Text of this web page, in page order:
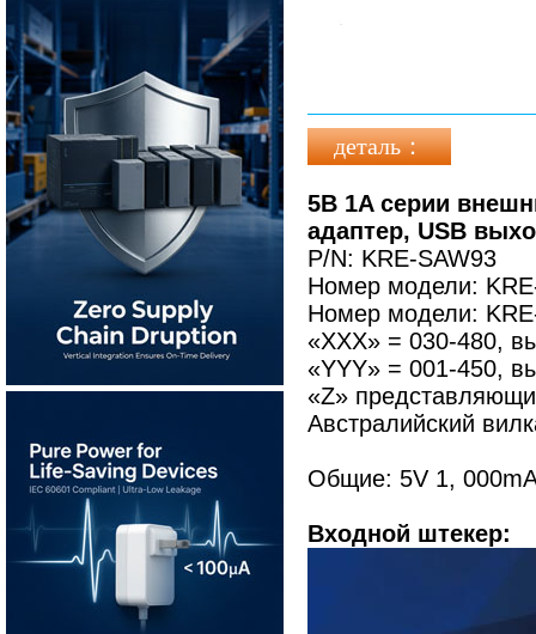
деталь：
5В 1A серии
адаптер, USB
P/N: KRE-SAW93
Номер модели:
Номер модели:
«XXX» = 030-480,
«YYY» = 001-450,
«Z»
Австралийский
Общие: 5V 1,
Входной штекер: